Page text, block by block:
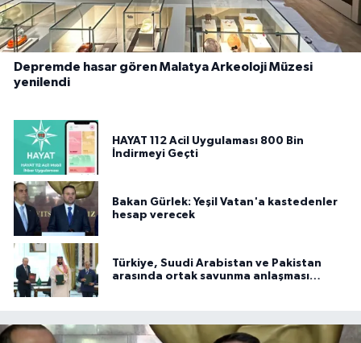
Depremde hasar gören Malatya Arkeoloji Müzesi
yenilendi
HAYAT 112 Acil Uygulaması 800 Bin
İndirmeyi Geçti
Bakan Gürlek: Yeşil Vatan'a kastedenler
hesap verecek
Türkiye, Suudi Arabistan ve Pakistan
arasında ortak savunma anlaşması